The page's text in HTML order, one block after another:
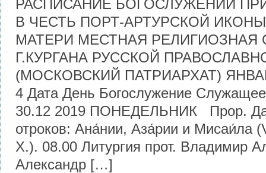
РАСПИСАНИЕ БОГОСЛУЖЕНИЙ
В ЧЕСТЬ ПОРТ-АРТУРСКОЙ
МАТЕРИ МЕСТНАЯ РЕЛИГИОЗНАЯ
Г.КУРГАНА РУССКОЙ
(МОСКОВСКИЙ ПАТРИАРХАТ)
4 Дата День Богослужение
30.12 2019 ПОНЕДЕЛЬНИК Прор.
отроков: Ана́нии, Аза́рии и Мисаи́ла
Х.). 08.00 Литургия прот. Владимир
Александр […]